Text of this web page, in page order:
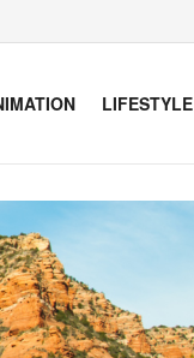
LIFESTYLE